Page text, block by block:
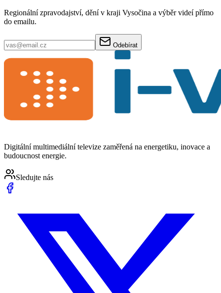
Regionální zpravodajství, dění v kraji Vysočina a výběr videí přímo
do emailu.
Odebírat
Digitální multimediální televize zaměřená na energetiku, inovace a
budoucnost energie.
Sledujte nás